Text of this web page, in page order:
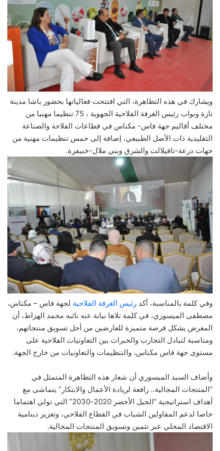
ويشارك في هذه التظاهرة، التي افتتحت فعالياتها بحضور باشا مدينة
تازة ونواب رئيس الغرفة الفلاحية الجهوية ، 75 تنظيما مهنيا من
مختلف أقاليم جهة فاس- مكناس في قطاعات الفلاحة والصناعة
التقليدية ذات الأصل الطبيعي، إضافة إلى خمس تنظيمات مهنية من
جهات درعة-تافيلالت والشرق وبني ملال-خنيفرة.
وفي كلمة بالمناسبة، أكد رئيس الغرفة الفلاحية لجهة فاس – مكناس،
مصطفى الميسوري، في كلمة تلاها نيابة عنه نائبه محمد الهزاط، أن
المعرض يشكل فرصة متميزة للعارضين من أجل تسويق منتجاتهم،
ومناسبة لتبادل التجارب والخبرات بين التعاونيات الفلاحية على
مستوى جهة فاس مكناس، والتنظيمات والتعاونيات من خارج الجهة.
وأضاف السيد الميسوري أن شعار هذه التظاهرة المتمثل في
“المنتجات المجالية.. رافعة لريادة الأعمال والابتكار” يتماشى مع
أهداف استراتيجية “الجيل الأخضر 2020-2030” التي تولي اهتماما
خاصا لدعم المقاولين الشباب في القطاع الفلاحي، وتعزيز دينامية
الاقتصاد المحلي عبر تثمين وتسويق المنتجات المجالية.